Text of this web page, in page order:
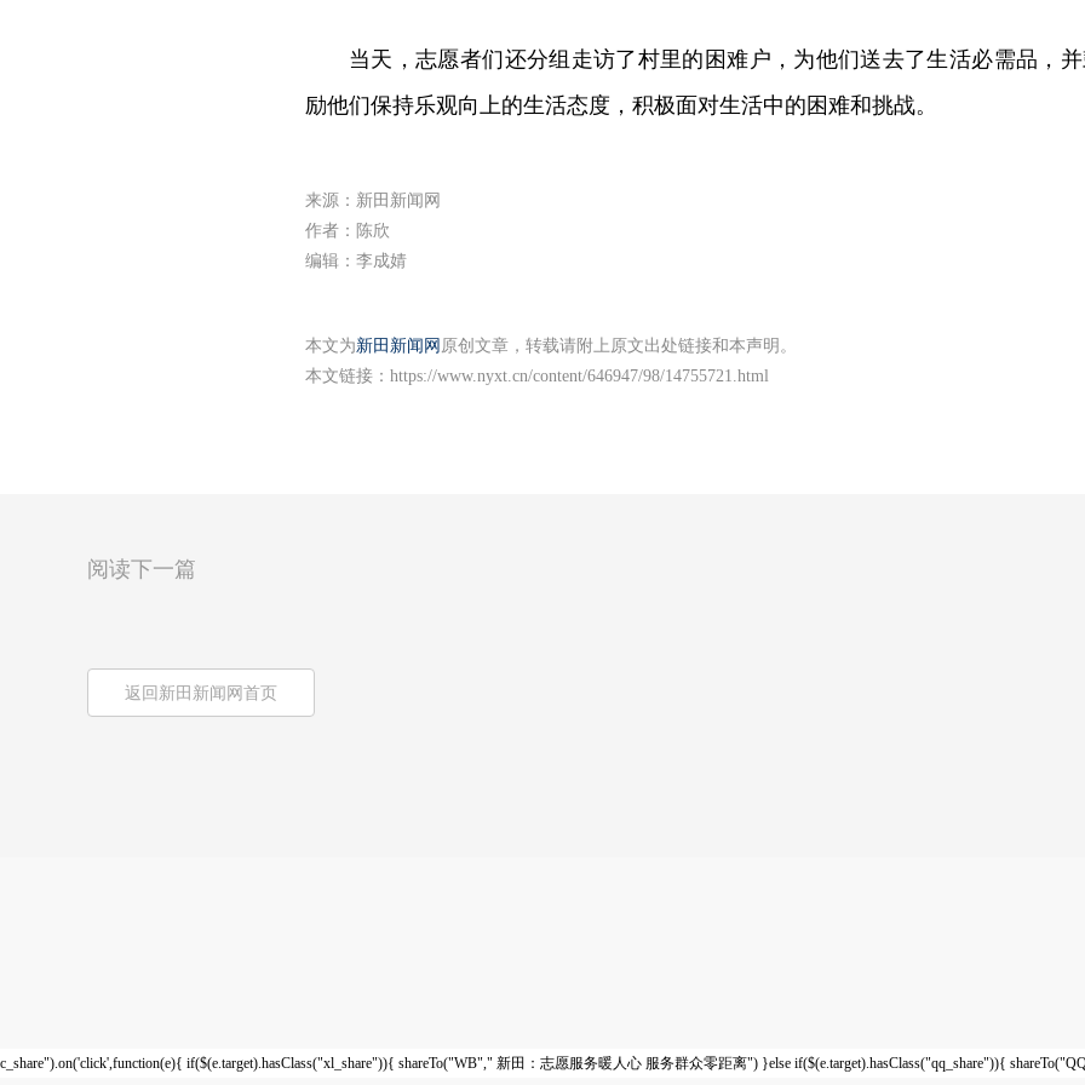
当天，志愿者们还分组走访了村里的困难户，为他们送去了生活必需品，
励他们保持乐观向上的生活态度，积极面对生活中的困难和挑战。
来源：新田新闻网
作者：陈欣
编辑：李成婧
本文为新田新闻网 原创文章，转载请附上原文出处链接和本声明。
本文链接： https://www.nyxt.cn/content/646947/98/14755721.html
阅读下一篇
返回新田新闻网首页
c_share").on('click',function(e){ if($(e.target).hasClass("xl_share")){ shareTo("WB"," 新田：志愿服务暖人心 服务群众零距离") }else if($(e.target).hasClass("qq_share")){